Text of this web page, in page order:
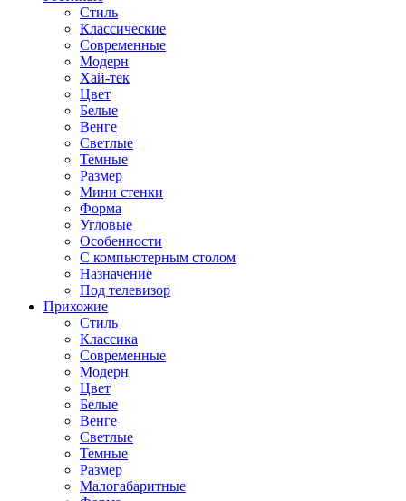
Стиль
Классические
Современные
Модерн
Хай-тек
Цвет
Белые
Венге
Светлые
Темные
Размер
Мини стенки
Форма
Угловые
Особенности
С компьютерным столом
Назначение
Под телевизор
Прихожие
Стиль
Классика
Современные
Модерн
Цвет
Белые
Венге
Светлые
Темные
Размер
Малогабаритные